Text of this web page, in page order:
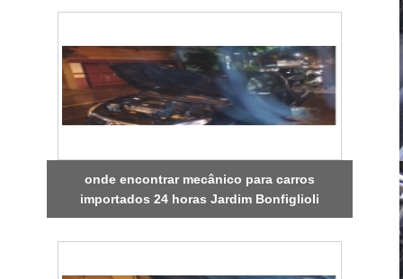
onde encontrar mecânico para carros
importados 24 horas Jardim Bonfiglioli